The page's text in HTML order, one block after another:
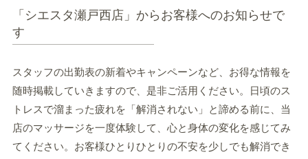
「シエスタ瀬戸西店」からお客様へのお知らせで
す
スタッフの出勤表の新着やキャンペーンなど、お得な情報を
随時掲載していきますので、是非ご活用ください。日頃のス
トレスで溜まった疲れを「解消されない」と諦める前に、当
店のマッサージを一度体験して、心と身体の変化を感じてみ
てください。お客様ひとりひとりの不安を少しでも解消でき